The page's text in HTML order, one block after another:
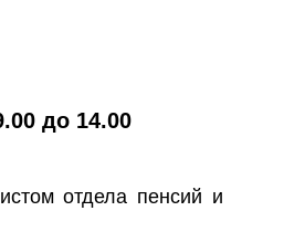
до 14.00
отдела пенсий и